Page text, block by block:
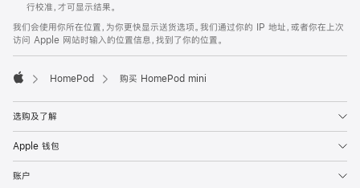
行校准，才可显示结果。
我们会使用你所在位置，为你更快显示送货选项。我们通过你的 IP 地址，或者你在上次
访问 Apple 网站时输入的位置信息，找到了你的位置。
HomePod 购买 HomePod mini
选购及了解
Apple 钱包
账户